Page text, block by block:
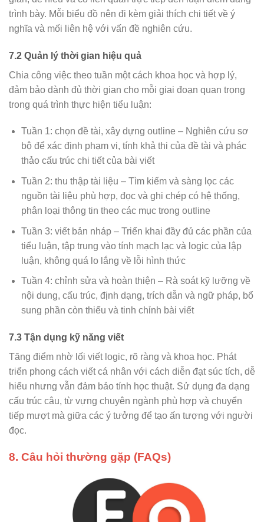
trình bày. Mỗi biểu đồ nên đi kèm giải thích chi tiết về ý
nghĩa và mối liên hệ với vấn đề nghiên cứu.
7.2 Quản lý thời gian hiệu quả
Chia công việc theo tuần một cách khoa học và hợp lý,
đảm bảo dành đủ thời gian cho mỗi giai đoạn quan trọng
trong quá trình thực hiện tiểu luận:
Tuần 1: chọn đề tài, xây dựng outline – Nghiên cứu sơ
bộ để xác định phạm vi, tính khả thi của đề tài và phác
thảo cấu trúc chi tiết của bài viết
Tuần 2: thu thập tài liệu – Tìm kiếm và sàng lọc các
nguồn tài liệu phù hợp, đọc và ghi chép có hệ thống,
phân loại thông tin theo các mục trong outline
Tuần 3: viết bản nháp – Triển khai đầy đủ các phần của
tiểu luận, tập trung vào tính mạch lạc và logic của lập
luận, không quá lo lắng về lỗi hình thức
Tuần 4: chỉnh sửa và hoàn thiện – Rà soát kỹ lưỡng về
nội dung, cấu trúc, định dạng, trích dẫn và ngữ pháp, bổ
sung phần còn thiếu và tinh chỉnh bài viết
7.3 Tận dụng kỹ năng viết
Tăng điểm nhờ lối viết logic, rõ ràng và khoa học. Phát
triển phong cách viết cá nhân với cách diễn đạt súc tích, dễ
hiểu nhưng vẫn đảm bảo tính học thuật. Sử dụng đa dạng
cấu trúc câu, từ vựng chuyên ngành phù hợp và chuyển
tiếp mượt mà giữa các ý tưởng để tạo ấn tượng với người
đọc.
8. Câu hỏi thường gặp (FAQs)